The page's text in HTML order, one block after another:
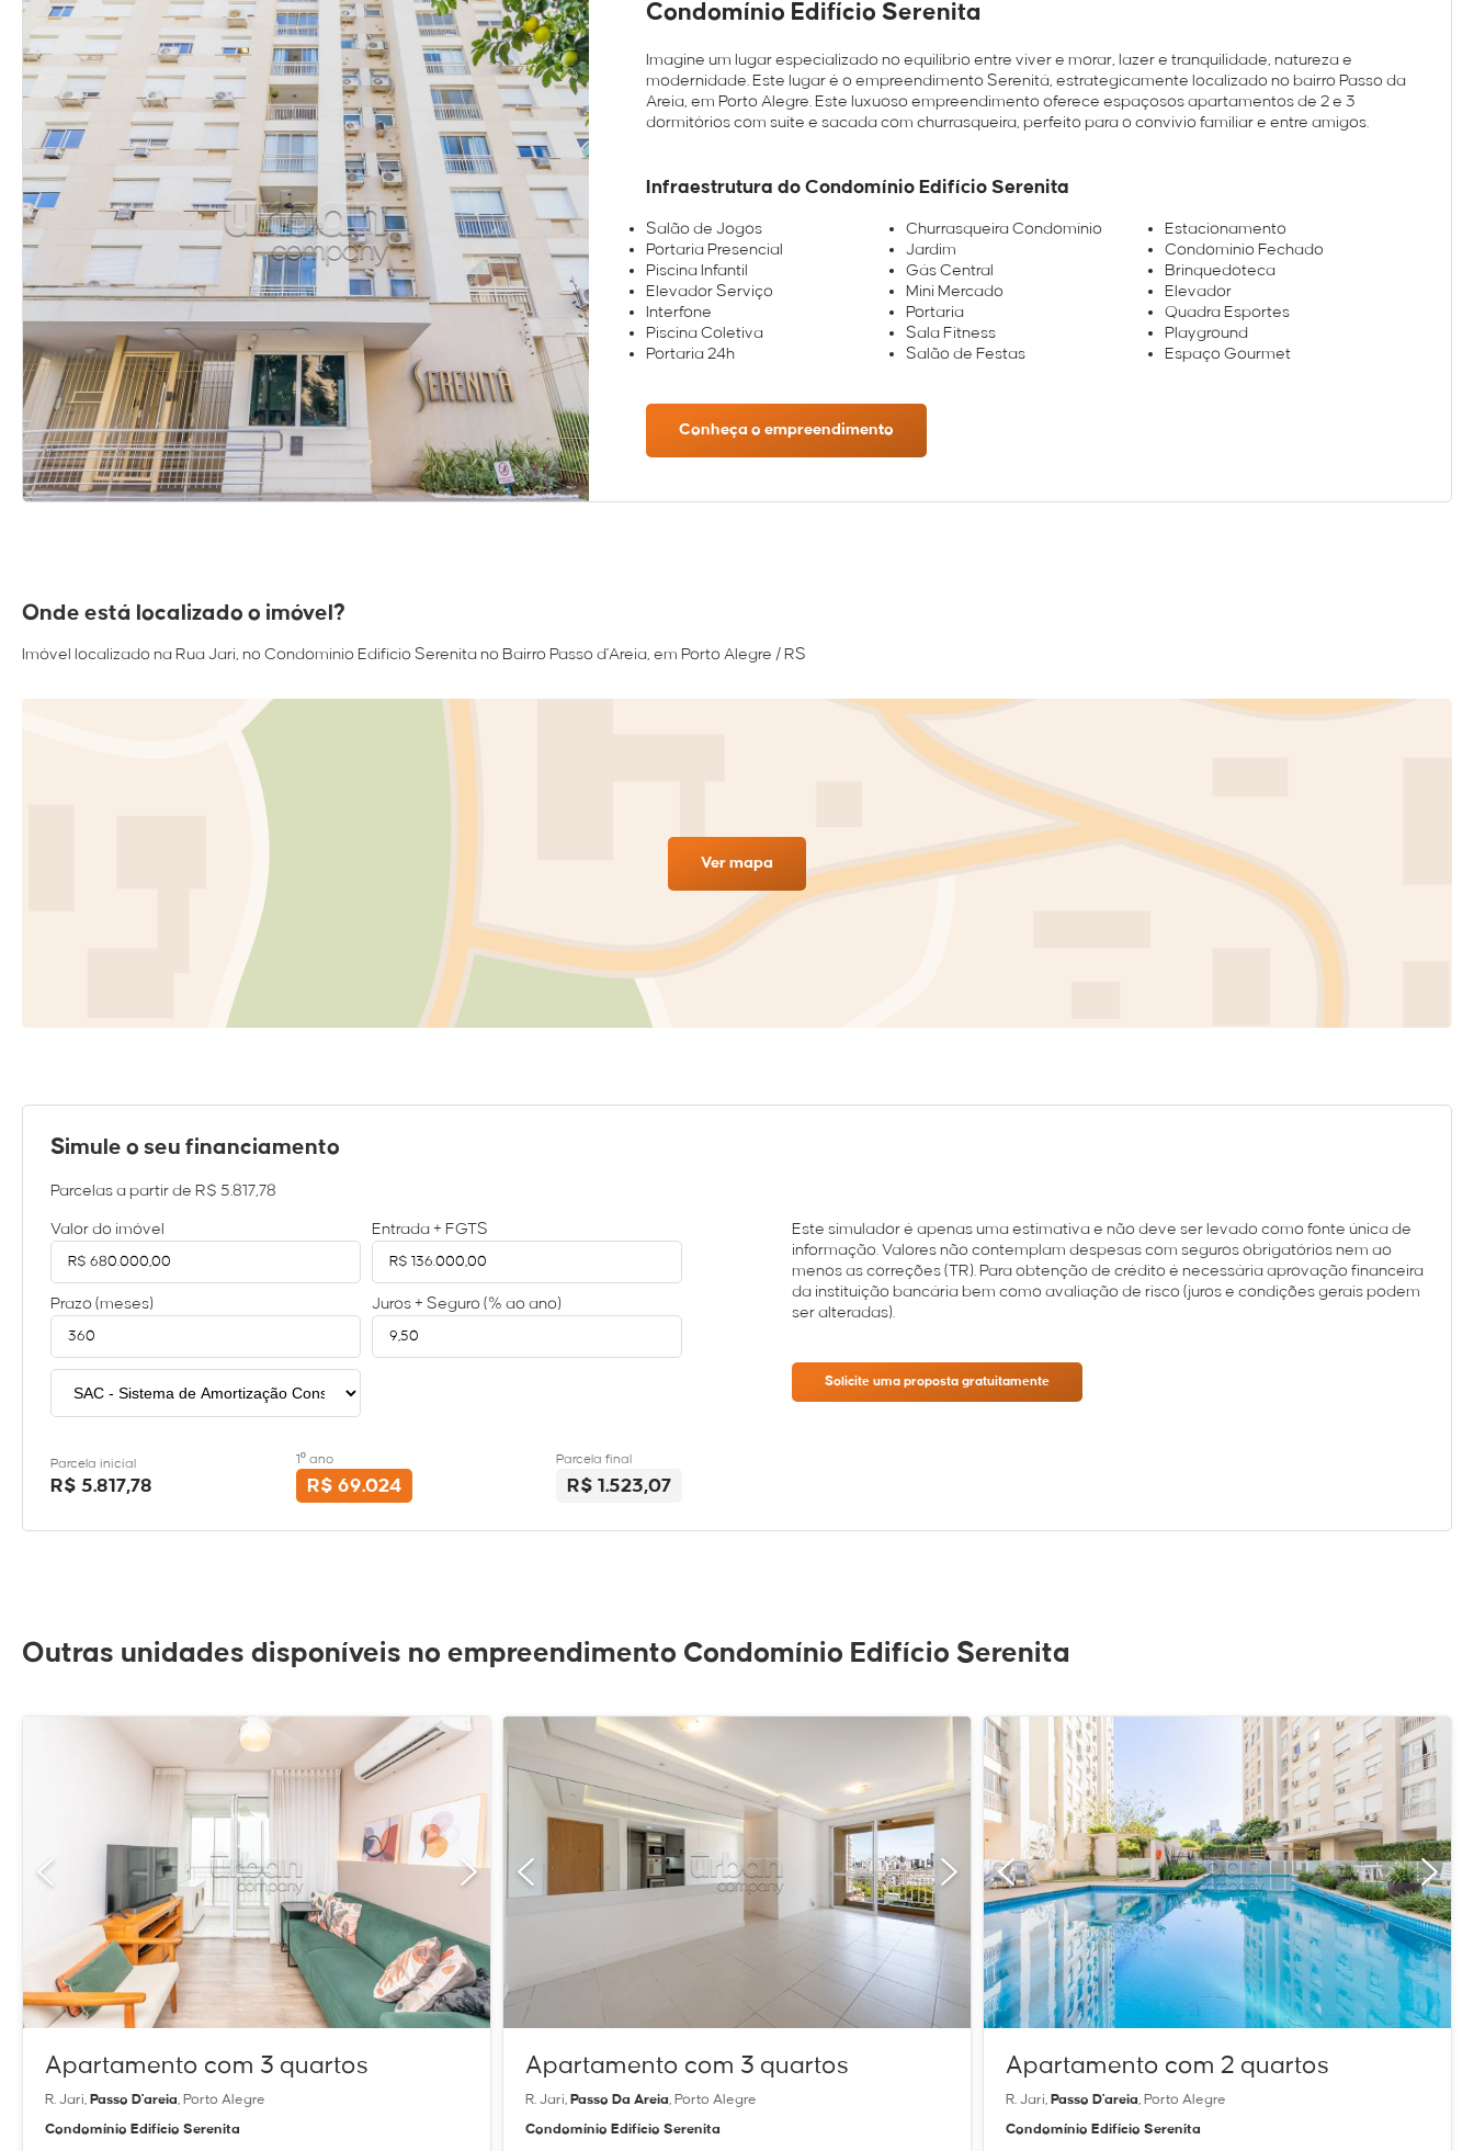
Condomínio Edifício Serenita
Imagine um lugar especializado no equilíbrio entre viver e morar, lazer e tranquilidade, natureza e
modernidade. Este lugar é o empreendimento Serenitá, estrategicamente localizado no bairro Passo da
Areia, em Porto Alegre. Este luxuoso empreendimento oferece espaçosos apartamentos de 2 e 3
dormitórios com suíte e sacada com churrasqueira, perfeito para o convívio familiar e entre amigos.
Infraestrutura do Condomínio Edifício Serenita
Salão de Jogos
Portaria Presencial
Piscina Infantil
Elevador Serviço
Interfone
Piscina Coletiva
Portaria 24h
Churrasqueira Condomínio
Jardim
Gás Central
Mini Mercado
Portaria
Sala Fitness
Salão de Festas
Estacionamento
Condominio Fechado
Brinquedoteca
Elevador
Quadra Esportes
Playground
Espaço Gourmet
Conheça o empreendimento
Onde está localizado o imóvel?
Imóvel localizado na Rua Jari, no Condomínio Edifício Serenita no Bairro Passo d'Areia, em Porto Alegre / RS
Ver mapa
Simule o seu financiamento
Parcelas a partir de R$ 5.817,78
Valor do imóvel Entrada + FGTS
Prazo (meses) Juros + Seguro (% ao ano)
Parcela inicial
R$ 5.817,78
1º ano
R$ 69.024
Parcela final
R$ 1.523,07
Este simulador é apenas uma estimativa e não deve ser levado como fonte única de
informação. Valores não contemplam despesas com seguros obrigatórios nem ao
menos as correções (TR). Para obtenção de crédito é necessária aprovação financeira
da instituição bancária bem como avaliação de risco (juros e condições gerais podem
ser alteradas).
Solicite uma proposta gratuitamente
Outras unidades disponíveis no empreendimento Condomínio Edifício Serenita
Apartamento com 3 quartos
R. Jari, Passo D'areia , Porto Alegre
Condomínio Edifício Serenita
Apartamento com 3 quartos
R. Jari, Passo Da Areia , Porto Alegre
Condomínio Edifício Serenita
Apartamento com 2 quartos
R. Jari, Passo D'areia , Porto Alegre
Condomínio Edifício Serenita